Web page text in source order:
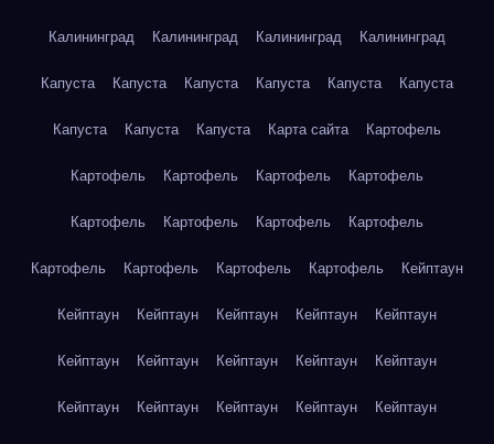
Калининград Калининград Калининград Калининград
Капуста Капуста Капуста Капуста Капуста Капуста
Капуста Капуста Капуста Карта сайта Картофель
Картофель Картофель Картофель Картофель
Картофель Картофель Картофель Картофель
Картофель Картофель Картофель Картофель Кейптаун
Кейптаун Кейптаун Кейптаун Кейптаун Кейптаун
Кейптаун Кейптаун Кейптаун Кейптаун Кейптаун
Кейптаун Кейптаун Кейптаун Кейптаун Кейптаун